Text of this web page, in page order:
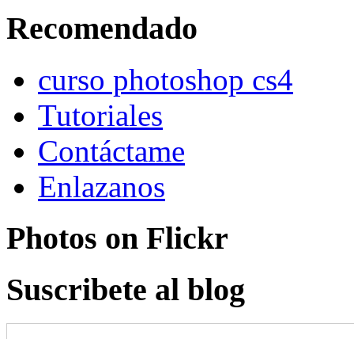
Recomendado
curso photoshop cs4
Tutoriales
Contáctame
Enlazanos
Photos on Flickr
Suscribete al blog